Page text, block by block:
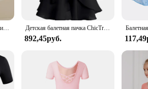
designed to cater to all levels of dancers. The
it suitable for performances and casual wear
stage.
That's why we offer our bale clothes
individual looking to elevate your dancewear
is as graceful and comfortable as possible.
Балетная юбка для дошкольников, тренировочные платья из чистого хлопка с длинными рукавами, синяя тренировочная одежда для девочек, детская танцевальная одежда Детская балетная пачка ChicTry, танцевальное платье для выступлений, детское гимнастическое трико для девочек, Одежда для танцев, комплект с юбкой на завязках
892,45руб.